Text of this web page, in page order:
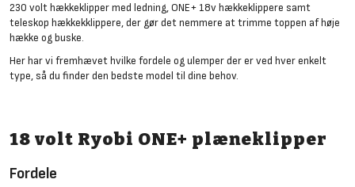
230 volt hækkeklipper med ledning, ONE+ 18v hækkeklippere samt
teleskop hækkekklippere, der gør det nemmere at trimme toppen af høje
hække og buske.
Her har vi fremhævet hvilke fordele og ulemper der er ved hver enkelt
type, så du finder den bedste model til dine behov.
18 volt Ryobi ONE+ plæneklipper
Fordele